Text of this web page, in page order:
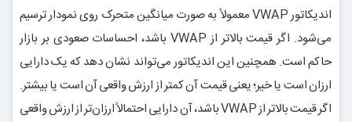
اندیکاتور VWAP معمولاً به صورت میانگین متحرک روی نمودار ترسیم
می‌شود. اگر قیمت بالاتر از VWAP باشد، احساسات صعودی بر بازار
حاکم است. همچنین این اندیکاتور می‌تواند نشان دهد که یک دارایی
ارزان است یا خیر؛ یعنی قیمت آن کمتر از ارزش واقعی آن است یا بیشتر.
اگر قیمت بالاتر از VWAP باشد، آن دارایی احتمالاً ارزان‌تر از ارزش واقعی